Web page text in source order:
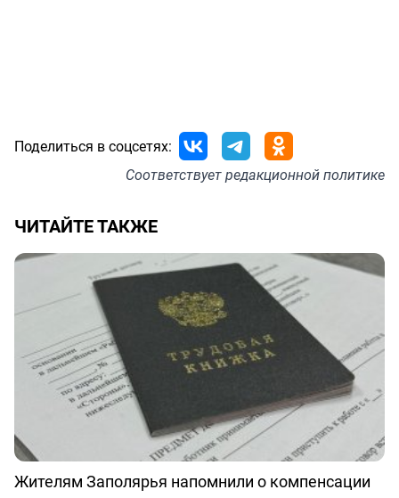
Поделиться в соцсетях:
Соответствуетредакционной политике
ЧИТАЙТЕ ТАКЖЕ
Жителям Заполярья напомнили о компенсации